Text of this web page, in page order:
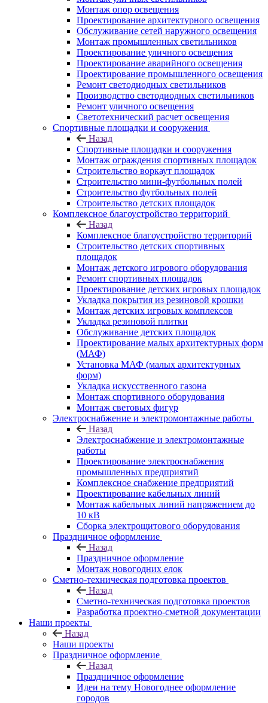
Монтаж опор освещения
Проектирование архитектурного освещения
Обслуживание сетей наружного освещения
Монтаж промышленных светильников
Проектирование уличного освещения
Проектирование аварийного освещения
Проектирование промышленного освещения
Ремонт светодиодных светильников
Производство светодиодных светильников
Ремонт уличного освещения
Светотехнический расчет освещения
Спортивные площадки и сооружения
Назад
Спортивные площадки и сооружения
Монтаж ограждения спортивных площадок
Строительство воркаут площадок
Строительство мини-футбольных полей
Строительство футбольных полей
Строительство детских площадок
Комплексное благоустройство территорий
Назад
Комплексное благоустройство территорий
Строительство детских спортивных
площадок
Монтаж детского игрового оборудования
Ремонт спортивных площадок
Проектирование детских игровых площадок
Укладка покрытия из резиновой крошки
Монтаж детских игровых комплексов
Укладка резиновой плитки
Обслуживание детских площадок
Проектирование малых архитектурных форм
(МАФ)
Установка МАФ (малых архитектурных
форм)
Укладка искусственного газона
Монтаж спортивного оборудования
Монтаж световых фигур
Электроснабжение и электромонтажные работы
Назад
Электроснабжение и электромонтажные
работы
Проектирование электроснабжения
промышленных предприятий
Комплексное снабжение предприятий
Проектирование кабельных линий
Монтаж кабельных линий напряжением до
10 кВ
Сборка электрощитового оборудования
Праздничное оформление
Назад
Праздничное оформление
Монтаж новогодних елок
Сметно-техническая подготовка проектов
Назад
Сметно-техническая подготовка проектов
Разработка проектно-сметной документации
Наши проекты
Назад
Наши проекты
Праздничное оформление
Назад
Праздничное оформление
Идеи на тему Новогоднее оформление
городов